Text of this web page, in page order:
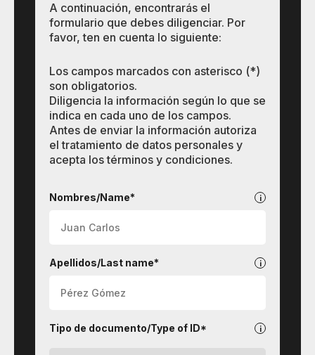
A continuación, encontrarás el
formulario que debes diligenciar. Por
favor, ten en cuenta lo siguiente:
Los campos marcados con asterisco (*)
son obligatorios.
Diligencia la información según lo que se
indica en cada uno de los campos.
Antes de enviar la información autoriza
el tratamiento de datos personales y
acepta los términos y condiciones.
Nombres/Name*
Apellidos/Last name*
Tipo de documento/Type of ID*